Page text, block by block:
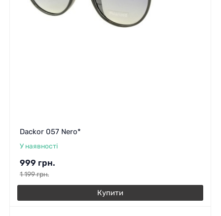
Dackor 057 Nero*
У наявності
999 грн.
1 199грн.
Купити